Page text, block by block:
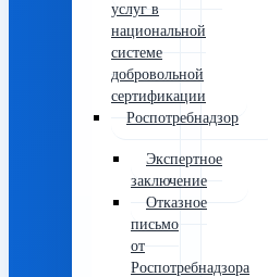
услуг в
национальной
системе
добровольной
сертификации
Роспотребнадзор
Экспертное
заключение
Отказное
письмо
от
Роспотребнадзора